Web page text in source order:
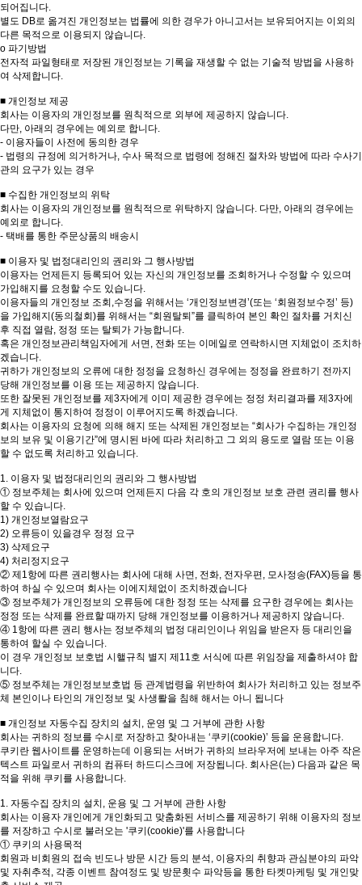
되어집니다.
별도 DB로 옮겨진 개인정보는 법률에 의한 경우가 아니고서는 보유되어지는 이외의
다른 목적으로 이용되지 않습니다.
ο 파기방법
전자적 파일형태로 저장된 개인정보는 기록을 재생할 수 없는 기술적 방법을 사용하
여 삭제합니다.
■ 개인정보 제공
회사는 이용자의 개인정보를 원칙적으로 외부에 제공하지 않습니다.
다만, 아래의 경우에는 예외로 합니다.
- 이용자들이 사전에 동의한 경우
- 법령의 규정에 의거하거나, 수사 목적으로 법령에 정해진 절차와 방법에 따라 수사기
관의 요구가 있는 경우
■ 수집한 개인정보의 위탁
회사는 이용자의 개인정보를 원칙적으로 위탁하지 않습니다. 다만, 아래의 경우에는
예외로 합니다.
- 택배를 통한 주문상품의 배송시
■ 이용자 및 법정대리인의 권리와 그 행사방법
이용자는 언제든지 등록되어 있는 자신의 개인정보를 조회하거나 수정할 수 있으며
가입해지를 요청할 수도 있습니다.
이용자들의 개인정보 조회,수정을 위해서는 ‘개인정보변경’(또는 ‘회원정보수정’ 등)
을 가입해지(동의철회)를 위해서는 “회원탈퇴”를 클릭하여 본인 확인 절차를 거치신
후 직접 열람, 정정 또는 탈퇴가 가능합니다.
혹은 개인정보관리책임자에게 서면, 전화 또는 이메일로 연락하시면 지체없이 조치하
겠습니다.
귀하가 개인정보의 오류에 대한 정정을 요청하신 경우에는 정정을 완료하기 전까지
당해 개인정보를 이용 또는 제공하지 않습니다.
또한 잘못된 개인정보를 제3자에게 이미 제공한 경우에는 정정 처리결과를 제3자에
게 지체없이 통지하여 정정이 이루어지도록 하겠습니다.
회사는 이용자의 요청에 의해 해지 또는 삭제된 개인정보는 “회사가 수집하는 개인정
보의 보유 및 이용기간”에 명시된 바에 따라 처리하고 그 외의 용도로 열람 또는 이용
할 수 없도록 처리하고 있습니다.
1. 이용자 및 법정대리인의 권리와 그 행사방법
① 정보주체는 회사에 있으며 언제든지 다음 각 호의 개인정보 보호 관련 권리를 행사
할 수 있습니다.
1) 개인정보열람요구
2) 오류등이 있을경우 정정 요구
3) 삭제요구
4) 처리정지요구
② 제1항에 따른 권리행사는 회사에 대해 사면, 전화, 전자우편, 모사정송(FAX)등을 통
하여 하실 수 있으며 회사는 이에지체없이 조치하겠습니다
③ 정보주체가 개인정보의 오류등에 대한 정정 또는 삭제를 요구한 경우에는 회사는
정정 또는 삭제를 완료할 때까지 당해 개인정보를 이용하거나 제공하지 않습니다.
④ 1항에 따른 권리 행사는 정보주체의 법정 대리인이나 위임을 받은자 등 대리인을
통하여 할실 수 있습니다.
이 경우 개인정보 보호법 시핼규칙 별지 제11호 서식에 따른 위임장을 제출하셔야 합
니다.
⑤ 정보주체는 개인정보보호법 등 관계법령을 위반하여 회사가 처리하고 있는 정보주
체 본인이나 타인의 개인정보 및 사생뢀을 침해 해서는 아니 됩니다
■ 개인정보 자동수집 장치의 설치, 운영 및 그 거부에 관한 사항
회사는 귀하의 정보를 수시로 저장하고 찾아내는 ‘쿠키(cookie)’ 등을 운용합니다.
쿠키란 웹사이트를 운영하는데 이용되는 서버가 귀하의 브라우저에 보내는 아주 작은
텍스트 파일로서 귀하의 컴퓨터 하드디스크에 저장됩니다. 회사은(는) 다음과 같은 목
적을 위해 쿠키를 사용합니다.
1. 자동수집 장치의 설치, 운용 및 그 거부에 관한 사항
회사는 이용자 개인에게 개인화되고 맞춤화된 서비스를 제공하기 위해 이용자의 정보
를 저장하고 수시로 불러오는 '쿠키(cookie)'를 사용합니다
① 쿠키의 사용목적
회원과 비회원의 접속 빈도나 방문 시간 등의 분석, 이용자의 취향과 관심분야의 파악
및 자취추적, 각종 이벤트 참여정도 및 방문횟수 파악등을 통한 타켓마케팅 및 개인맞